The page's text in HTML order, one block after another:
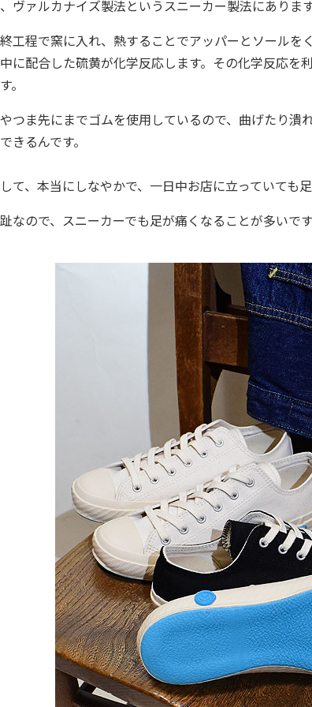
ヴァルカナイズ製法というスニーカー製法にあります
工程で窯に入れ、熱することでアッパーとソールを
に配合した硫黄が化学反応します。その化学反応を
。
つま先にまでゴムを使用しているので、曲げたり潰
きるんです。
て、本当にしなやかで、一日中お店に立っていても
なので、スニーカーでも足が痛くなることが多いで